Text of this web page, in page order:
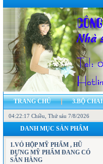
TRANG CHỦ 3.BỘ
7.CÁC MẪU VỎ HỘP ĐỰNG
23.BẢN ĐỒ - ĐỊA CHỈ CÔNG TY
04:22:18 Chiều , Thứ sáu 7/8/2026
DANH MỤC SẢN PHẨM
1.VỎ HỘP MỸ PHẨM , HŨ
ĐỰNG MỸ PHẨM ĐANG CÓ
SẴN HÀNG